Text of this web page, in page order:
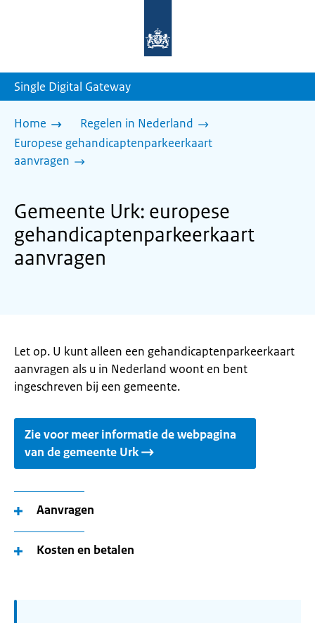
homepage
Single Digital Gateway
Home
Regelen in Nederland
Europese gehandicaptenparkeerkaart
aanvragen
Gemeente Urk: europese
gehandicaptenparkeerkaart
aanvragen
Let op. U kunt alleen een gehandicaptenparkeerkaart
aanvragen als u in Nederland woont en bent
ingeschreven bij een gemeente.
Zie voor meer informatie de webpagina
van de gemeente Urk
Aanvragen
Kosten en betalen